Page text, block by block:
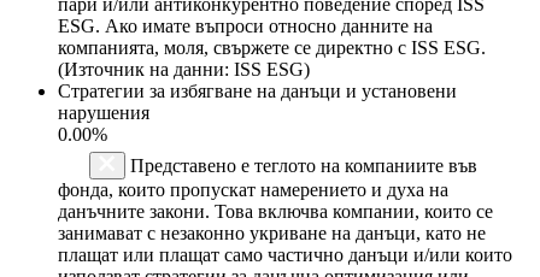
ESG. Ако имате въпроси относно данните на
компанията, моля, свържете се директно с ISS ESG.
(Източник на данни: ISS ESG)
Стратегии за избягване на данъци и установени
нарушения
0.00%
Представено е теглото на компаниите във
фонда, които пропускат намерението и духа на
данъчните закони. Това включва компании, които се
занимават с незаконно укриване на данъци, като не
плащат или плащат само частично данъци и/или които